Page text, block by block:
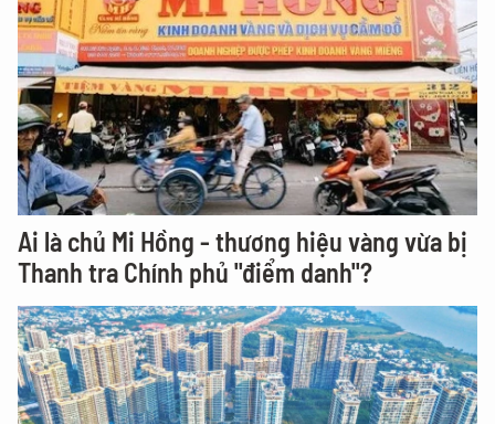
Ai là chủ Mi Hồng - thương hiệu vàng vừa bị
Thanh tra Chính phủ "điểm danh"?